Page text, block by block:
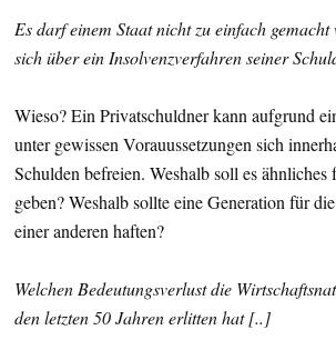
Es darf einem Staat nicht zu einfach gemacht
sich über ein Insolvenzverfahren seiner
Wieso? Ein Privatschuldner kann aufgrund
unter gewissen Vorauussetzungen sich
Schulden befreien. Weshalb soll es ähnliches
geben? Weshalb sollte eine Generation für
einer anderen haften?
Welchen Bedeutungsverlust die
den letzten 50 Jahren erlitten hat [..]